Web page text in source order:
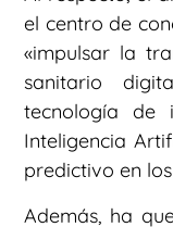
el centro de
«impulsar la
sanitario
tecnología de
Inteligencia
predictivo en
Además, ha